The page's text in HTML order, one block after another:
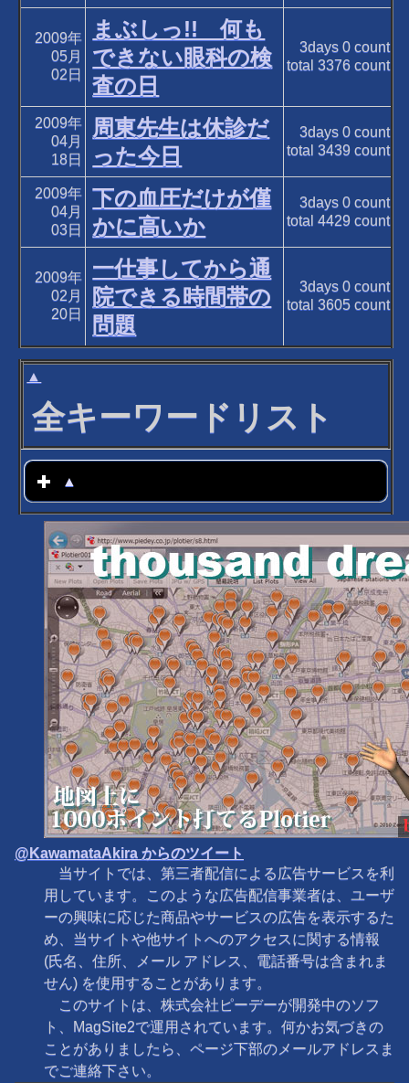
2009年
05月
02日
まぶしっ!! 何も
できない眼科の検
査の日
3days 0count
total 3376count
2009年
04月
18日
周東先生は休診だ
った今日
3days 0count
total 3439 count
2009年
04月
03日
下の血圧だけが僅
かに高いか
3days 0count
total 4429 count
2009年
02月
20日
一仕事してから通
院できる時間帯の
問題
3days 0count
total 3605count
▲
全キーワードリスト
▲
@KawamataAkira からのツイート
当サイトでは、第三者配信による広告サービスを利
用しています。このような広告配信事業者は、ユーザ
ーの興味に応じた商品やサービスの広告を表示するた
め、当サイトや他サイトへのアクセスに関する情報
(氏名、住所、メール アドレス、電話番号は含まれま
せん) を使用することがあります。
このサイトは、株式会社ピーデーが開発中のソフ
ト、MagSite2で運用されています。何かお気づきの
ことがありましたら、ページ下部のメールアドレスま
でご連絡下さい。